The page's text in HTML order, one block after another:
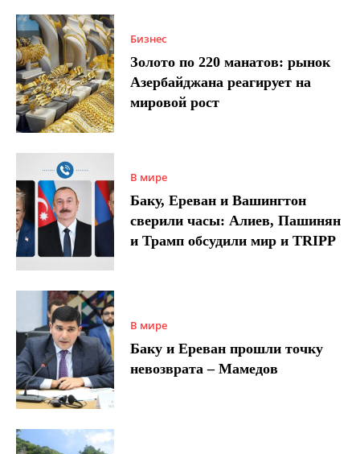
Бизнес
Золото по 220 манатов: рынок
Азербайджана реагирует на
мировой рост
В мире
Баку, Ереван и Вашингтон
сверили часы: Алиев, Пашинян
и Трамп обсудили мир и TRIPP
В мире
Баку и Ереван прошли точку
невозврата – Мамедов